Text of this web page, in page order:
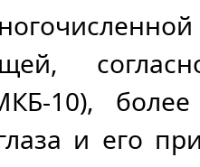
10),
и его